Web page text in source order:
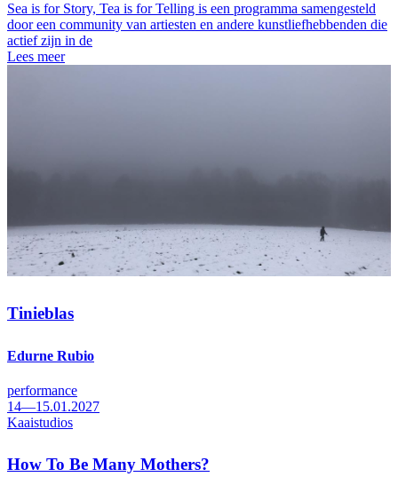
Sea is for Story, Tea is for Telling is een programma samengesteld
door een community van artiesten en andere kunstliefhebbenden die
actief zijn in de
Lees meer
Tinieblas
Edurne Rubio
performance
14—15.01.2027
Kaaistudios
How To Be Many Mothers?